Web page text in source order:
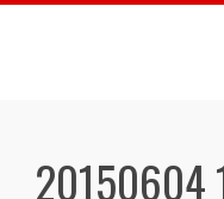
Skip
20150604